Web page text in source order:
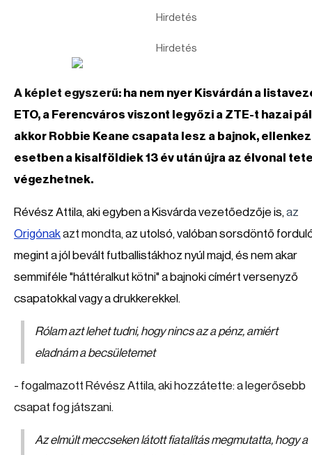
Hirdetés
Hirdetés
A képlet egyszerű: ha nem nyer Kisvárdán a
ETO, a Ferencváros viszont legyőzi a ZTE-t hazai
akkor Robbie Keane csapata lesz a bajnok,
esetben a kisalföldiek 13 év után újra az élvonal
végezhetnek.
Révész Attila, aki egyben a Kisvárda vezetőedzője is, az
Origónakazt mondta, az utolsó, valóban sorsdöntő
megint a jól bevált futballistákhoz nyúl majd, és nem akar
semmiféle "háttéralkut kötni" a bajnoki címért versenyző
csapatokkal vagy a drukkerekkel.
Rólam azt lehet tudni, hogy nincs az a pénz, amiért
eladnám a becsületemet
- fogalmazott Révész Attila, aki hozzátette: a legerősebb
csapat fog játszani.
Az elmúlt meccseken látott fiatalítás megmutatta, hogy a